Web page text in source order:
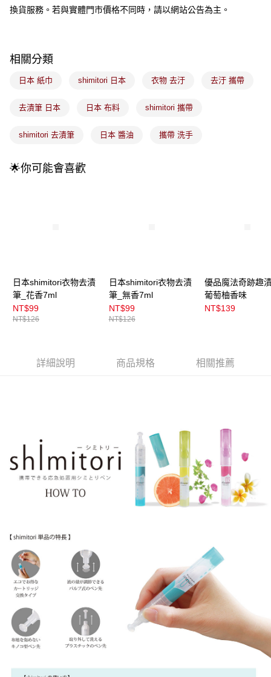
1.本服務係由「台灣大哥大股份有限公司」（以下簡稱本公司）所提供，讓
由本公司與您本人進行分期帳單所需資料之確認、核對及更正。
付款後7-11取貨
每筆NT$100，滿NT$899(含以上)免運費
付款後門市自取
換貨服務。若與實體門市價格不同時，請以網站公告為主。
相關分類
日本 紙巾 shimitori 日本 衣物 去汙 去汙 攜帶
去漬筆 日本 日本 布料 shimitori 攜帶
shimitori 去漬筆 日本 醬油 攜帶 洗手
🌟你可能會喜歡
日本shimitori衣物去漬
筆_花香7ml
NT$99
NT$126
日本shimitori衣物去漬
筆_無香7ml
NT$99
NT$126
優品魔法奇跡趣
葡萄柚香味
NT$139
詳細說明 商品規格 相關推薦